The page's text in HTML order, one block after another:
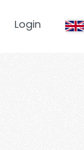
Login